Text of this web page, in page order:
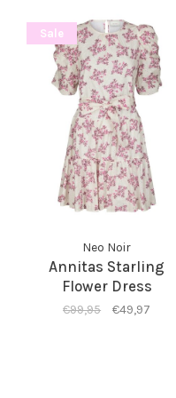
Sale
Neo Noir
Annitas Starling
Flower Dress
€99,95 €49,97